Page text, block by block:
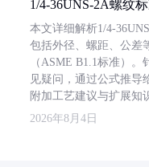
1/4-36UNS-2A螺纹
本文详细解析1/4-
包括外径、螺距、公差
（ASME B1.1标准）
见疑问，通过公式推导
附加工艺建议与扩展知
2026年8月4日